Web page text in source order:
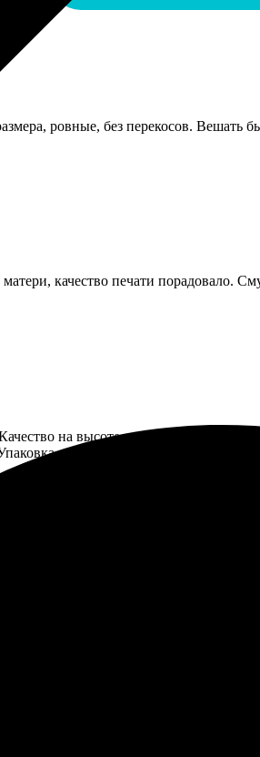
ровные, без перекосов. Вешать
качество печати порадовало.
на высоте, все цвета живые и
порадовала — все аккуратно,
удобно выбрать шаблон и добавить
цвета яркие, детализация
повторю заказ.